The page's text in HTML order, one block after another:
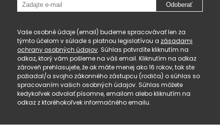
Odoberať
Vaše osobné údaje (email) budeme spracovávať len za
týmto účelom v súlade s platnou legislatívou a zásadami
ochrany osobných údajov. Súhlas potvrdíte kliknutím na
odkaz, ktorý vám pošleme na váš email. Kliknutím na odkaz
zároveň prehlasujete, že ak máte menej ako 16 rokov, tak ste
požiadal/a svojho zákonného zástupcu (rodiča) o súhlas so
spracovaním vašich osobných údajov. Súhlas môžete
kedykoľvek odvolať písomne, emailom alebo kliknutím na
odkaz z ktoréhokoľvek informačného emailu.